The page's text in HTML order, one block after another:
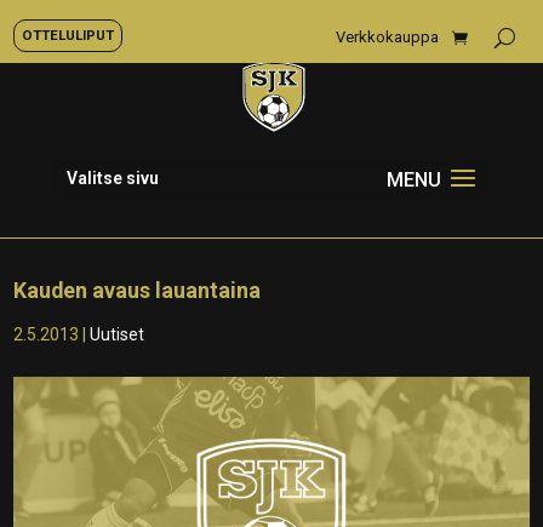
OTTELULIPUT Verkkokauppa
Valitse sivu
Kauden avaus lauantaina
2.5.2013 |Uutiset